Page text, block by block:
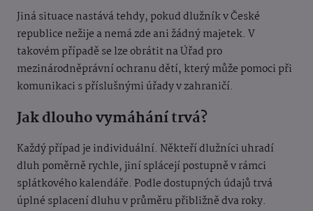
Jiná situace nastává tehdy, pokud dlužník v České
republice nežije a nemá zde ani žádný majetek. V
takovém případě se lze obrátit na Úřad pro
mezinárodněprávní ochranu dětí, který může pomoci při
komunikaci s příslušnými úřady v zahraničí.
Jak dlouho vymáhání trvá?
Každý případ je individuální. Někteří dlužníci uhradí
dluh poměrně rychle, jiní splácejí postupně v rámci
splátkového kalendáře. Podle dostupných údajů trvá
úplné splacení dluhu v průměru přibližně dva roky.